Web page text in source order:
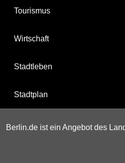
Tourismus
Wirtschaft
Stadtleben
Stadtplan
Berlin.de ist ein Angebot des